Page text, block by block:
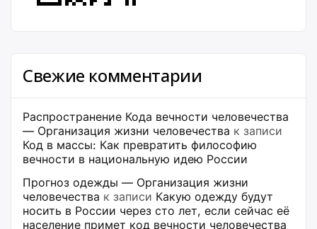
Свежие комментарии
Распространение Кода вечности человечества
— Организация жизни человечества к записи
Код в массы: Как превратить философию
вечности в национальную идею России
Прогноз одежды — Организация жизни
человечества к записи Какую одежду будут
носить в России через сто лет, если сейчас её
население примет код вечности человечества